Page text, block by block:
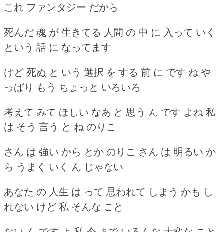
これ ファンタジー だから
死んだ 魂 が 生きてる 人間 の 中 に 入って いく
という 話 に なってます
けど 死ぬ と いう 選択 を する 前 に です ね や
っぱり もう ちょっと いろいろ
考えて みて ほしい なあ と 思う ん です よね 私
は そう 言う と ね のりこ
さん は 強い から とか のりこ さん は 明るい か
ら うまく いく ん じゃない
あなた の 人生 は って 思われて しまう かも し
れない けど 私 そんな こと